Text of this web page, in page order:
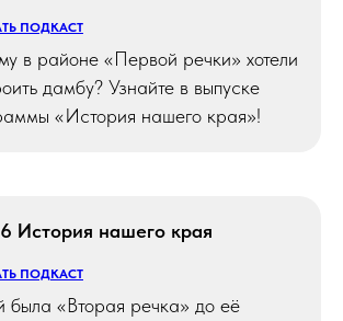
ПОДКАСТ
в районе «Первой речки» хотели
дамбу? Узнайте в выпуске
«История нашего края»!
История нашего края
ПОДКАСТ
была «Вторая речка» до её